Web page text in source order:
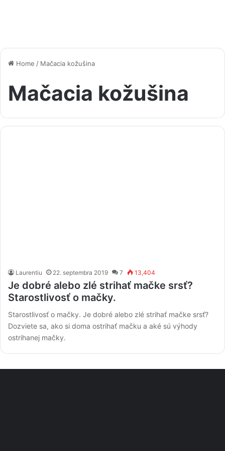
Home / Mačacia kožušina
Mačacia kožušina
Laurentiu 22. septembra 2019 7 13,404
Je dobré alebo zlé strihať mačke srsť?
Starostlivosť o mačky.
Starostlivosť o mačky. Je dobré alebo zlé strihať mačke srsť?
Dozviete sa, ako si doma ostrihať mačku a aké sú výhody
ostrihanej mačky.